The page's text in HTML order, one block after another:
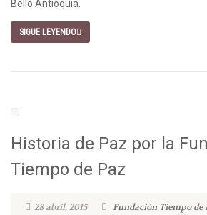
Bello Antioquia.
SIGUE LEYENDO
Historia de Paz por la
Tiempo de Paz
28 abril, 2015 Fundación Tiempo de